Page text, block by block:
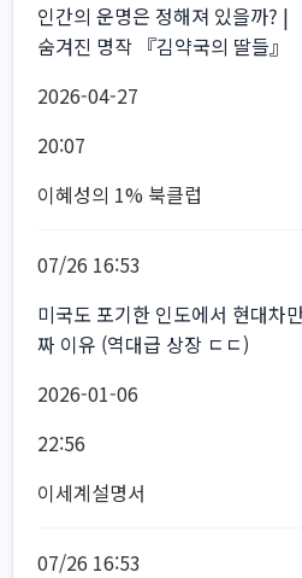
인간의 운명은 정해져 있을까? |
숨겨진 명작 『김약국의 딸들』
2026-04-27
20:07
이혜성의 1% 북클럽
07/26 16:53
미국도 포기한 인도에서 현대차
짜 이유 (역대급 상장 ㄷㄷ)
2026-01-06
22:56
이세계설명서
07/26 16:53